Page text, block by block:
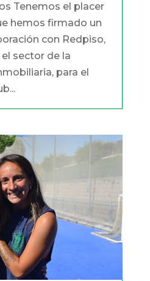
Tenemos el placer
hemos firmado un
con Redpiso,
sector de la
para el